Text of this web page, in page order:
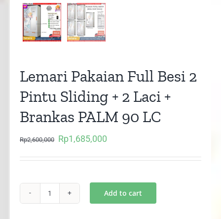
Lemari Pakaian Full Besi 2
Pintu Sliding + 2 Laci +
Brankas PALM 90 LC
Rp2,600,000
Original
Rp1,685,000
Add to cart